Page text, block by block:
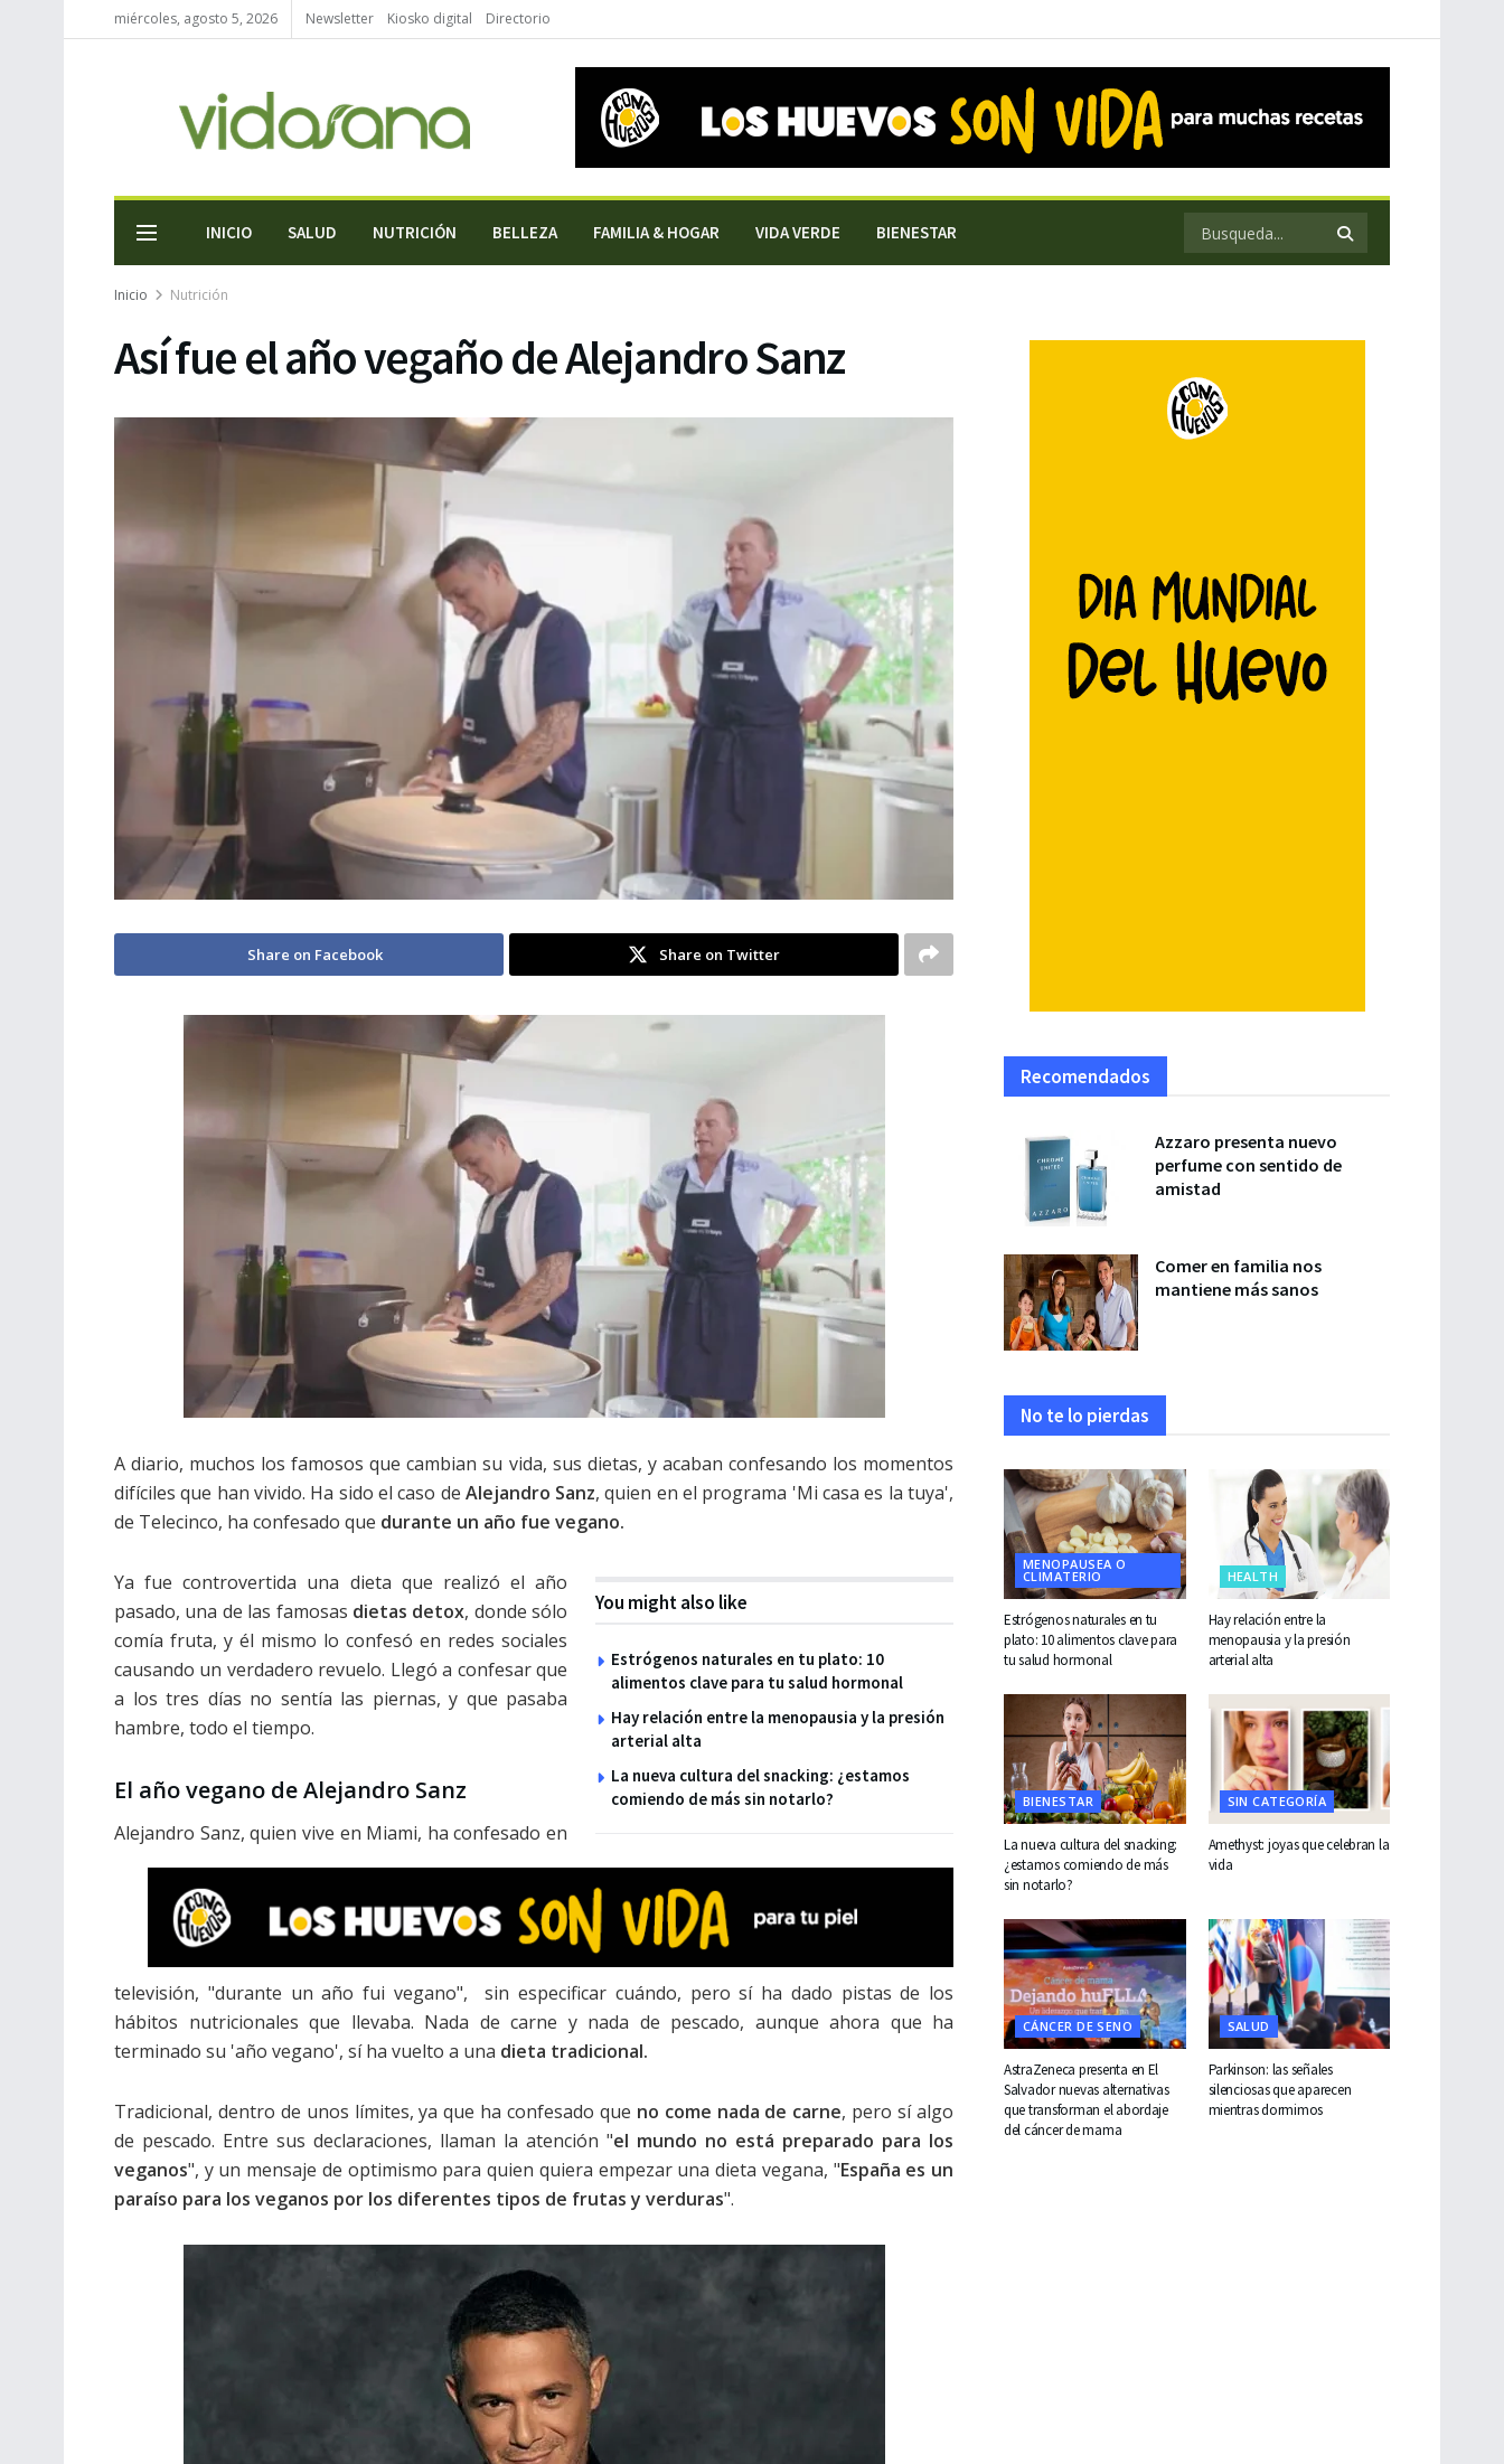
miércoles, agosto 5, 2026 Newsletter Kiosko digital Directorio
INICIO SALUD NUTRICIÓN BELLEZA FAMILIA & HOGAR VIDA VERDE BIENESTAR
Inicio Nutrición
Así fue el año vegaño de Alejandro Sanz
Share on Facebook Share on Twitter
A diario, muchos los famosos que cambian su vida, sus dietas, y acaban confesando los momentos
difíciles que han vivido. Ha sido el caso de Alejandro Sanz, quien en el programa 'Mi casa es la tuya',
de Telecinco, ha confesado que durante un año fue vegano.
You might also like
Estrógenos naturales en tu plato: 10
alimentos clave para tu salud hormonal
Hay relación entre la menopausia y la presión
arterial alta
La nueva cultura del snacking: ¿estamos
comiendo de más sin notarlo?
Ya fue controvertida una dieta que realizó el año
pasado, una de las famosas dietas detox, donde sólo
comía fruta, y él mismo lo confesó en redes sociales
causando un verdadero revuelo. Llegó a confesar que
a los tres días no sentía las piernas, y que pasaba
hambre, todo el tiempo.
El año vegano de Alejandro Sanz
Alejandro Sanz, quien vive en Miami, ha confesado en
televisión, "durante un año fui vegano", sin especificar cuándo, pero sí ha dado pistas de los
hábitos nutricionales que llevaba. Nada de carne y nada de pescado, aunque ahora que ha
terminado su 'año vegano', sí ha vuelto a una dieta tradicional.
Tradicional, dentro de unos límites, ya que ha confesado que no come nada de carne, pero sí algo
de pescado. Entre sus declaraciones, llaman la atención "el mundo no está preparado para los
veganos", y un mensaje de optimismo para quien quiera empezar una dieta vegana, "España es un
paraíso para los veganos por los diferentes tipos de frutas y verduras".
Recomendados
Azzaro presenta nuevo
perfume con sentido de
amistad
Comer en familia nos
mantiene más sanos
No te lo pierdas
MENOPAUSEA O
CLIMATERIO
Estrógenos naturales en tu
plato: 10 alimentos clave para
tu salud hormonal
HEALTH
Hay relación entre la
menopausia y la presión
arterial alta
BIENESTAR
La nueva cultura del snacking:
¿estamos comiendo de más
sin notarlo?
SIN CATEGORÍA
Amethyst: joyas que celebran la
vida
CÁNCER DE SENO
AstraZeneca presenta en El
Salvador nuevas alternativas
que transforman el abordaje
del cáncer de mama
SALUD
Parkinson: las señales
silenciosas que aparecen
mientras dormimos